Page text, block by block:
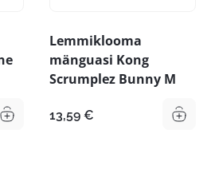
Lemmiklooma
mänguasi Kong
Scrumplez Bunny M
13,59 €